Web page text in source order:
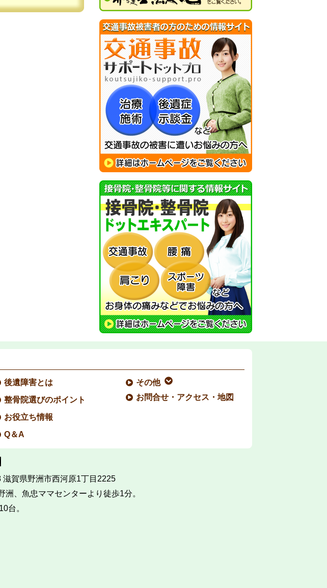
後遺障害とは
整骨院選びのポイント
お役立ち情報
Q＆A
その他
お問合せ・アクセス・地図
滋賀県野洲市西河原1丁目2225
洲、魚忠ママセンターより徒歩1分。
台。